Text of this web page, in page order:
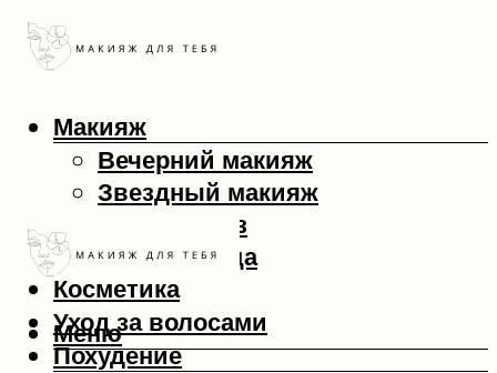
Макияж
Вечерний макияж
Звездный макияж
Макияж глаз
Макияж лица
Косметика
Уход за волосами
Похудение
Меню